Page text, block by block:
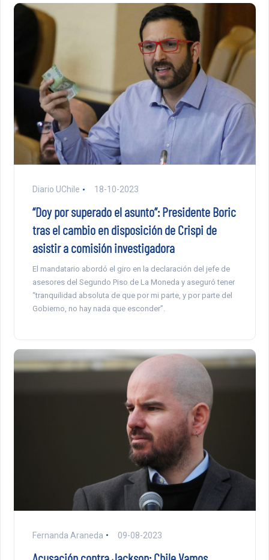
Diario UChile 18-10-2023
“Doy por superado el asunto”: Presidente Boric
tras el cambio en disposición de Crispi de
asistir a comisión investigadora
El mandatario abordó el giro en la declaración del jefe de
asesores del Segundo Piso de La Moneda y aseguró tener
“tranquilidad absoluta de que por mi parte, y por parte del
Gobierno, no hay nada que esconder”.
Fernanda Araneda 09-08-2023